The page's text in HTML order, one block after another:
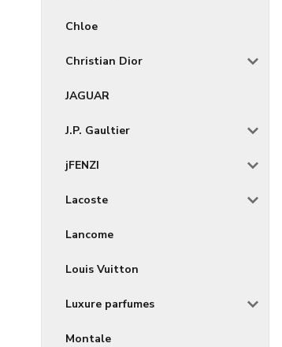
Chloe
Christian Dior
JAGUAR
J.P. Gaultier
jFENZI
Lacoste
Lancome
Louis Vuitton
Luxure parfumes
Montale